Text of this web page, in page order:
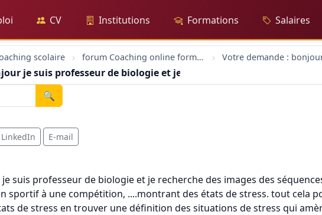
CV Institutions Formations Salaires
scolaire forum Coaching online formation professionelle emploi education
je suis professeur de biologie et je recherche des images des
🔍
LinkedIn E-mail
suis professeur de biologie et je recherche des images des
sportif à une compétition, ....montrant des états de stress. tout cela
de stress en trouver une définition des situations de stress qui